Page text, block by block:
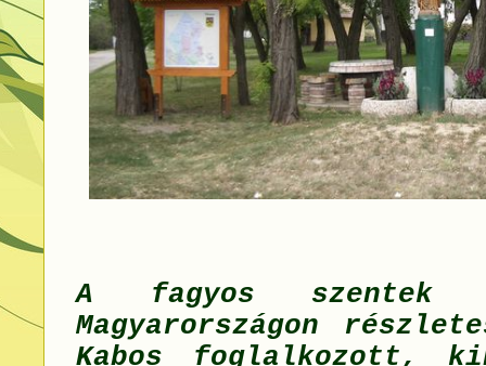
A fagyos szentek
Magyarországon
Kabos foglalkozott,